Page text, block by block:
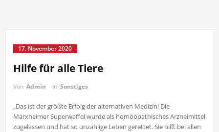
17. November 2020
Hilfe für alle Tiere
Von Admin in Sonstiges
„Das ist der größte Erfolg der alternativen Medizin! Die
Marxheimer Superwaffel wurde als homöopathisches Arzneimittel
zugelassen und hat so unzählige Leben gerettet. Sie hilft bei allen